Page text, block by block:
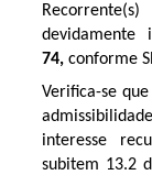
Recorrente(s)
74, conforme
Verifica-se
interesse
subitem 13.2